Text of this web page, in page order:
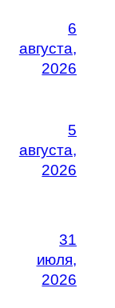
6
августа,
2026
5
августа,
2026
31
июля,
2026